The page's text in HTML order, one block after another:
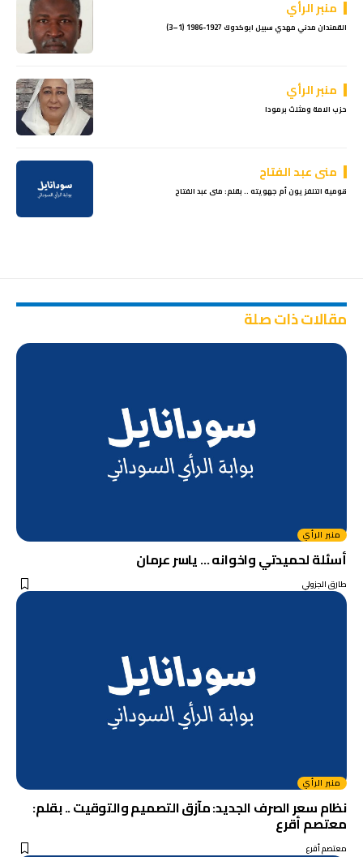
منبر الرأي
القمندان مدني مهدي سبيل ابوكدوك 1927-1986 (1–3)
منبر الرأي
حزب الامة ومثلث برمودا
منى عبد الفتاح
قومية التلفزيون أم جهويته .. بقلم: منى عبد الفتاح
مقالات ذات صلة
منبر الرأي
أسئلة لحميدتي واخوانه … ياسر عرمان
طارق الجزولي
منبر الرأي
نظام سعر الصرف الجديد: مآزق التصميم والتوقيت .. بقلم:
معتصم أقرع
معتصم أقرع